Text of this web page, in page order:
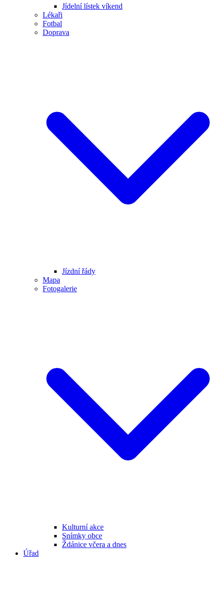
Jídelní lístek víkend
Lékaři
Fotbal
Doprava
Jízdní řády
Mapa
Fotogalerie
Kulturní akce
Snímky obce
Ždánice včera a dnes
Úřad